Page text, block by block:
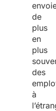
de
plus
en
plus
des
à